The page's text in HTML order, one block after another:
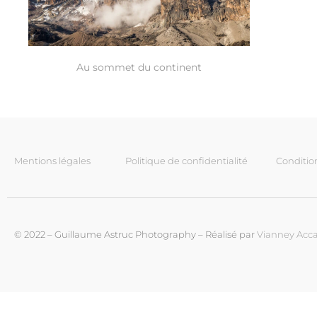
Au sommet du continent
Mentions légales Politique de confidentialité
© 2022 – Guillaume Astruc Photography – Réalisé parVianney